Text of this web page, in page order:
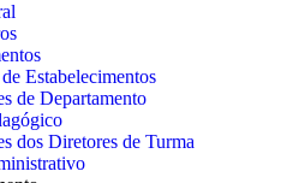
Estabelecimentos
de Departamento
dos Diretores de Turma